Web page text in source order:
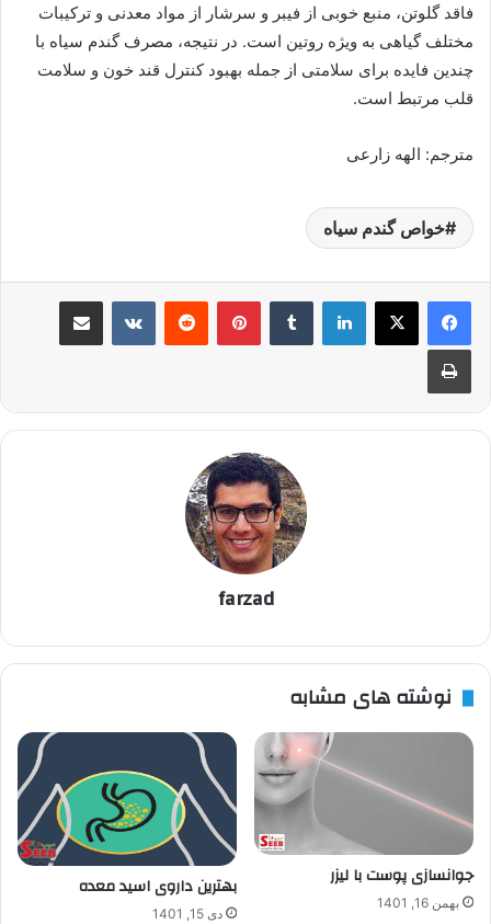
فاقد گلوتن، منبع خوبی از فیبر و سرشار از مواد معدنی و ترکیبات
مختلف گیاهی به ویژه روتین است. در نتیجه، مصرف گندم سیاه با
چندین فایده برای سلامتی از جمله بهبود کنترل قند خون و سلامت
قلب مرتبط است.
مترجم: الهه زارعی
خواص گندم سیاه
لینکدین ‫تامبلر پینترست‫رددیت ‫VKontakteاشتراک گذاری از طریق ایمیل
چاپ
farzad
نوشته های مشابه
جوانسازی پوست با لیزر
بهمن 16, 1401
بهترین داروی اسید معده
دی 15, 1401